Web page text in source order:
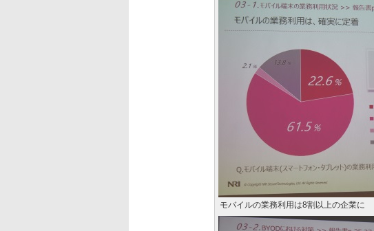
モバイルの業務利用は8割以上の企業に